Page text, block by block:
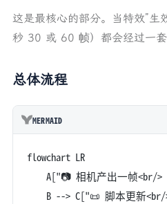
这是最核心的部分。当特效”生效
秒 30 或 60 帧）都会经过一套
总体流程
MERMAID
flowchart LR
A["📷 相机产出一帧<br/
B --> C["📜 脚本更新